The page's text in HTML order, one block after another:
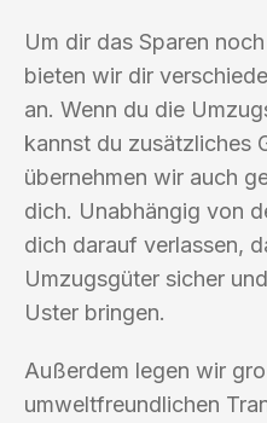
Um dir das Sparen
bieten wir dir
an. Wenn du die
kannst du zusätzliches
übernehmen wir auch
dich. Unabhängig von
dich darauf verlassen,
Umzugsgüter sicher
Uster bringen.
Außerdem legen wir
umweltfreundlichen